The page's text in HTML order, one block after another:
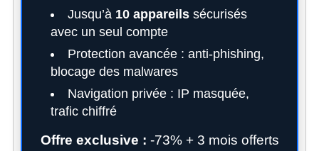
Jusqu’à 10 appareilssécurisés
avec un seul compte
Protection avancée : anti-phishing,
blocage des malwares
Navigation privée : IP masquée,
trafic chiffré
Offre exclusive : -73% + 3 mois offerts